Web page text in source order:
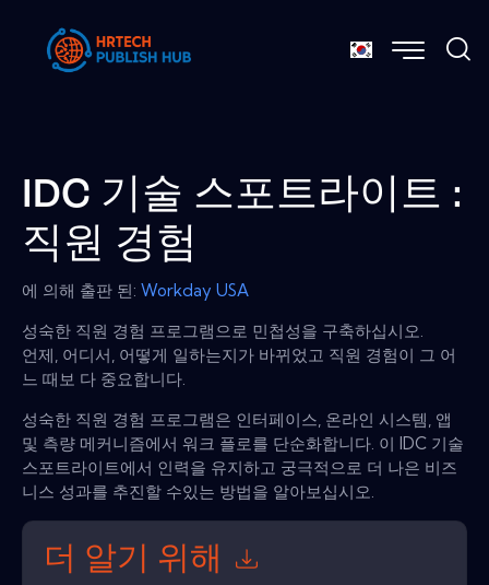
IDC 기술 스포트라이트 :
직원 경험
에 의해 출판 된: Workday USA
성숙한 직원 경험 프로그램으로 민첩성을 구축하십시오.
언제, 어디서, 어떻게 일하는지가 바뀌었고 직원 경험이 그 어
느 때보 다 중요합니다.
성숙한 직원 경험 프로그램은 인터페이스, 온라인 시스템, 앱
및 측량 메커니즘에서 워크 플로를 단순화합니다. 이 IDC 기술
스포트라이트에서 인력을 유지하고 궁극적으로 더 나은 비즈
니스 성과를 추진할 수있는 방법을 알아보십시오.
더 알기 위해